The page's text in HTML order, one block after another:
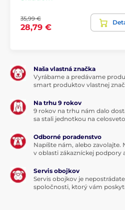
35,99 €
28,79 €
Naša vlastná značka
Vyrábame a predávame
smart produktov vlastnej
Na trhu 9 rokov
9 rokov na trhu nám dalo
sa stali jednotkou na
Odborné poradenstvo
Napíšte nám, alebo zavolajte.
v oblasti zákazníckej podpory
Servis obojkov
Servis obojkov je
spoločnosti, ktorý vám